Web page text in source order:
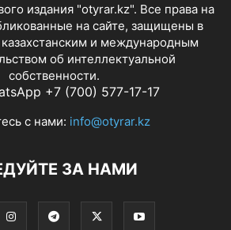
издания "otyrar.kz". Все права на
на сайте, защищены в
казахстанским и международным
об интеллектуальной
собственности.
+7 (700) 577-17-17
с нами: info@otyrar.kz
ЗА НАМИ